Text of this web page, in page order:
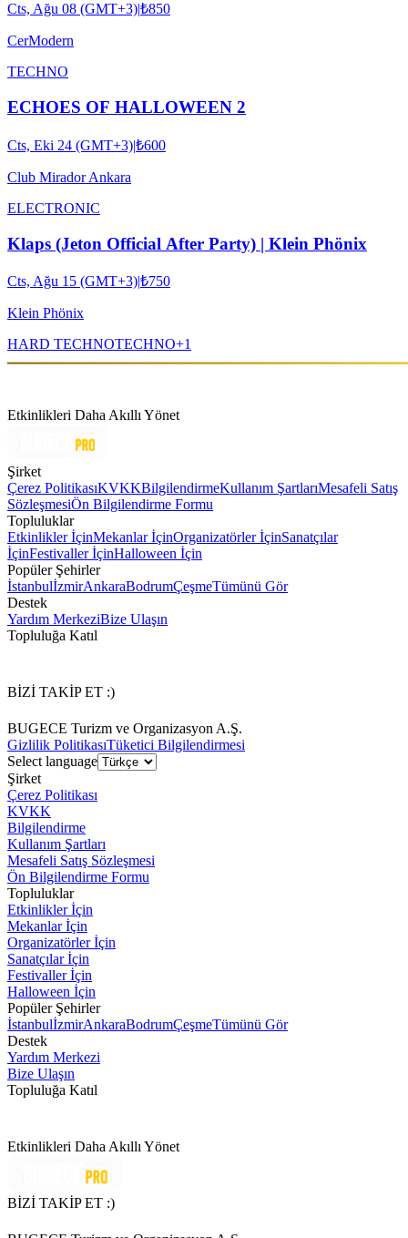
Cts, Ağu 08 (GMT+3)|₺850
CerModern
TECHNO
ECHOES OF HALLOWEEN 2
Cts, Eki 24 (GMT+3)|₺600
Club Mirador Ankara
ELECTRONIC
Klaps (Jeton Official After Party) | Klein Phönix
Cts, Ağu 15 (GMT+3)|₺750
Klein Phönix
HARD TECHNOTECHNO+1
Etkinlikleri Daha Akıllı Yönet
Şirket
Çerez PolitikasıKVKKBilgilendirmeKullanım ŞartlarıMesafeli Satış
SözleşmesiÖn Bilgilendirme Formu
Topluluklar
Etkinlikler İçinMekanlar İçinOrganizatörler İçinSanatçılar
İçinFestivaller İçinHalloween İçin
Popüler Şehirler
İstanbulİzmirAnkaraBodrumÇeşmeTümünü Gör
Destek
Yardım MerkeziBize Ulaşın
Topluluğa Katıl
BİZİ TAKİP ET :)
BUGECE Turizm ve Organizasyon A.Ş.
Gizlilik PolitikasıTüketici Bilgilendirmesi
Select language
Şirket
Çerez Politikası
KVKK
Bilgilendirme
Kullanım Şartları
Mesafeli Satış Sözleşmesi
Ön Bilgilendirme Formu
Topluluklar
Etkinlikler İçin
Mekanlar İçin
Organizatörler İçin
Sanatçılar İçin
Festivaller İçin
Halloween İçin
Popüler Şehirler
İstanbulİzmirAnkaraBodrumÇeşmeTümünü Gör
Destek
Yardım Merkezi
Bize Ulaşın
Topluluğa Katıl
Etkinlikleri Daha Akıllı Yönet
BİZİ TAKİP ET :)